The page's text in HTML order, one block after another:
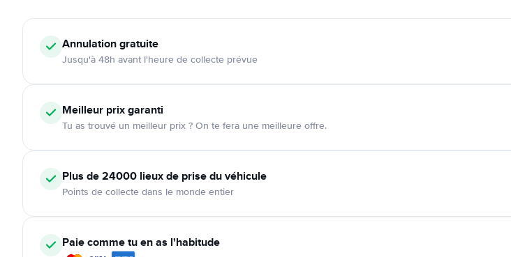
Annulationgratuite
Jusqu'à 48h avant l'heure de collecte prévue
Meilleur prix garanti
Tu as trouvé un meilleur prix ? On te fera une meilleure offre.
Plus de 24000 lieux de prise du véhicule
Points de collecte dans le monde entier
Paie comme tu en as l'habitude